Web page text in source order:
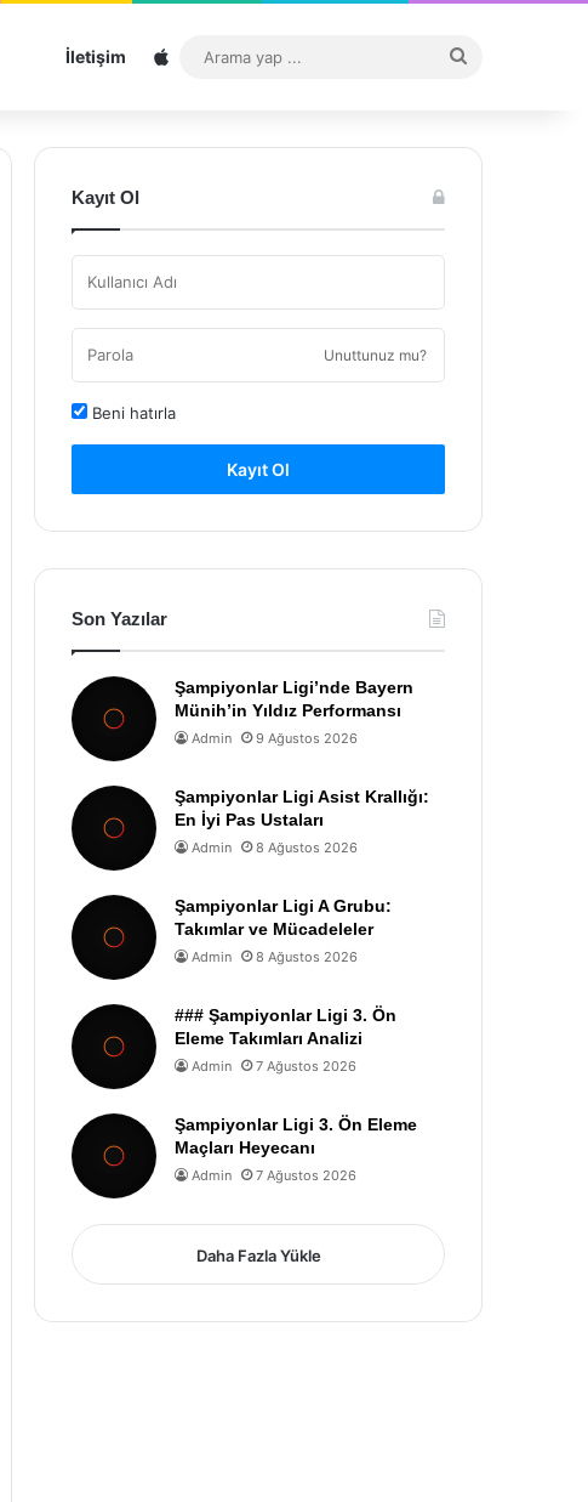
İletişim Sitemap
...
Kayıt Ol
Unuttunuz mu?
Beni hatırla
Kayıt Ol
Son Yazılar
Şampiyonlar Ligi’nde Bayern
Münih’in Yıldız Performansı
Admin 9 Ağustos 2026
Şampiyonlar Ligi Asist Krallığı:
En İyi Pas Ustaları
Admin 8 Ağustos 2026
Şampiyonlar Ligi A Grubu:
Takımlar ve Mücadeleler
Admin 8 Ağustos 2026
### Şampiyonlar Ligi 3. Ön
Eleme Takımları Analizi
Admin 7 Ağustos 2026
Şampiyonlar Ligi 3. Ön Eleme
Maçları Heyecanı
Admin 7 Ağustos 2026
Daha Fazla Yükle